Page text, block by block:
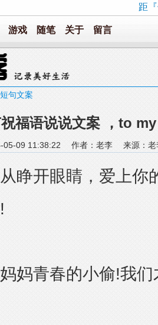
距
游戏 随笔 关于 留言
短句文案
祝福语说说文案 ，to
05-09 11:38:22 作者：老李 来源：
睁开眼睛，爱上你
妈青春的小偷!我